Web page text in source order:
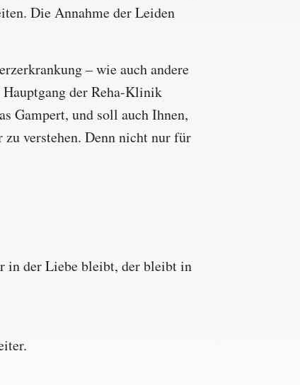
Die Annahme der Leiden
– wie auch andere
der Reha-Klinik
Gampert, und soll auch Ihnen,
verstehen. Denn nicht nur für
in der Liebe bleibt, der bleibt in